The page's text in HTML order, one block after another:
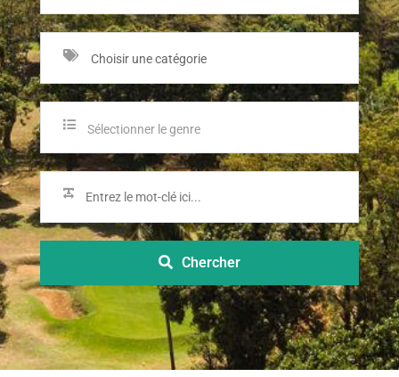
Choisir une catégorie
Sélectionner le genre
Chercher